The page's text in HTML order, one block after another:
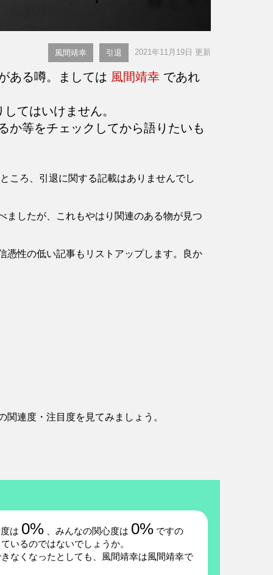
風間靖幸 引退 2021年11月19日 更新
ある噂。ましては 風間靖幸 であれ
てはいけません。
か等をチェックしてから語りたいも
ころ、引退に関する記載はありませんでし
ましたが、これもやはり関連のある物が見つ
憑性の低い記事もリストアップします。良か
連度・注目度を見てみましょう。
は 0% 、みんなの関心度は 0% ですの
いるのではないでしょうか。
なくなったとしても、風間靖幸は風間靖幸で